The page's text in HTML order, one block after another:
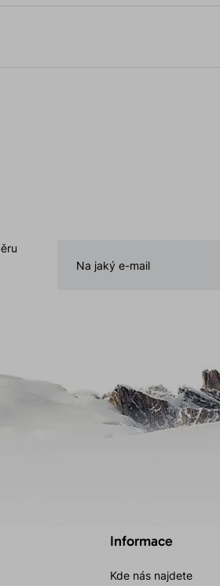
Informace
Kde nás najdete